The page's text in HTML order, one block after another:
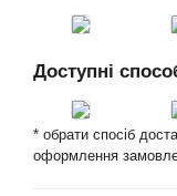
Доступні
* обрати спосіб
оформлення